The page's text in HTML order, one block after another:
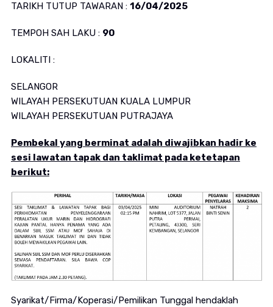
TARIKH TUTUP TAWARAN : 16/04/2025
TEMPOH SAH LAKU : 90
LOKALITI :
SELANGOR
WILAYAH PERSEKUTUAN KUALA LUMPUR
WILAYAH PERSEKUTUAN PUTRAJAYA
Pembekal yang berminat adalah diwajibkan hadir ke
sesi lawatan tapak dan taklimat pada ketetapan
berikut:
Syarikat/Firma/Koperasi/Pemilikan Tunggal hendaklah